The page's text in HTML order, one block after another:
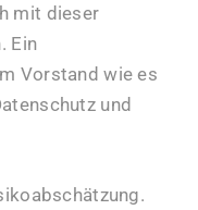
mit dieser
Ein
Vorstand wie es
und